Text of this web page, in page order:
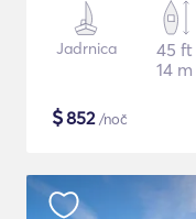
Jadrnica
45 ft
14 m
$852/noč